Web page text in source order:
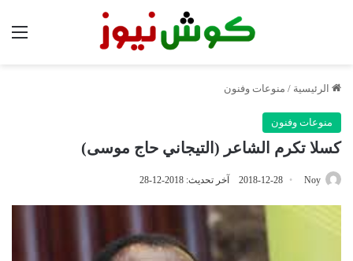
الرئيسية / منوعات وفنون
منوعات وفنون
كسلا تكرم الشاعر (التيجاني حاج موسى)
Noy
2018-12-28 آخر تحديث: 2018-12-28